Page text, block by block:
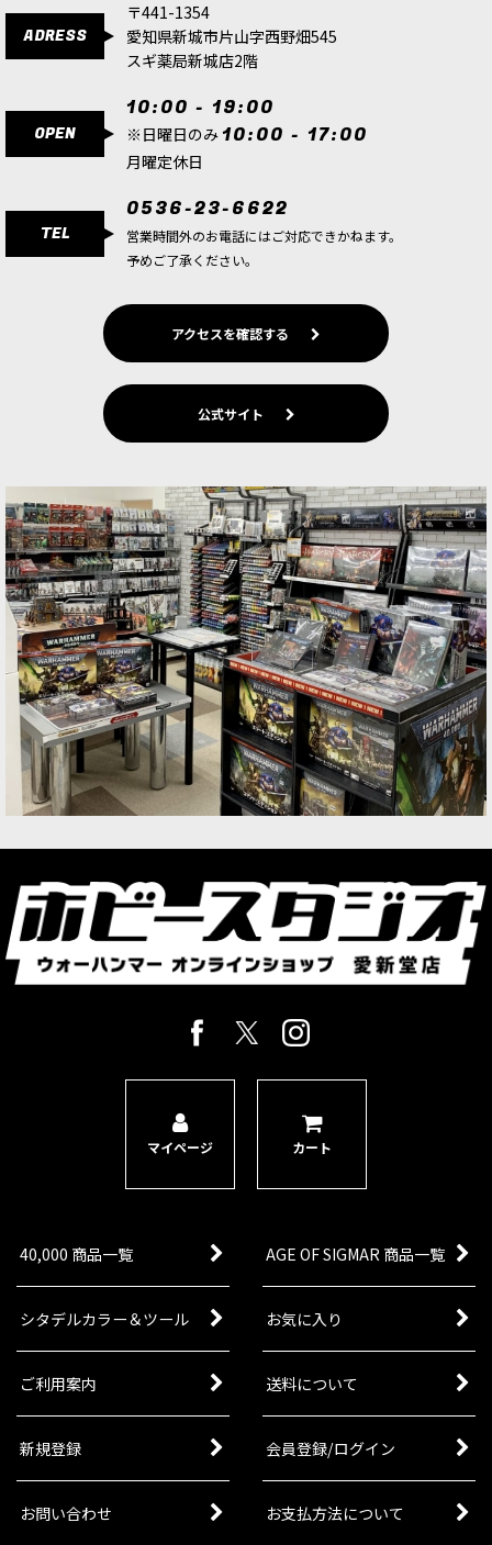
ADRESS
〒441-1354
愛知県新城市片山字西野畑545
スギ薬局新城店2階
OPEN
10:00 - 19:00
※日曜日のみ 10:00 - 17:00
月曜定休日
TEL
0536-23-6622
営業時間外のお電話にはご対応できかねます。
予めご了承ください。
アクセスを確認する
公式サイト
マイページ カート
40,000 商品一覧 AGE OF SIGMAR 商品一覧
シタデルカラー＆ツール お気に入り
ご利用案内 送料について
新規登録 会員登録/ログイン
お問い合わせ お支払方法について